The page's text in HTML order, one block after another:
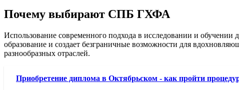
Почему выбирают СПБ ГХФА
Использование современного подхода в исследовании и обучении
образование и создает безграничные возможности для
разнообразных отраслей.
Приобретение диплома в Октябрьском - как пройти